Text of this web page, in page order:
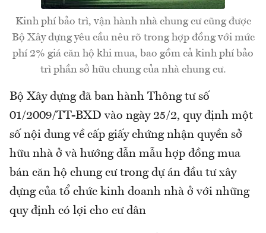
Kinh phí bảo trì, vận hành nhà chung cư cũng được
Bộ Xây dựng yêu cầu nêu rõ trong hợp đồng với mức
phí 2% giá căn hộ khi mua, bao gồm cả kinh phí bảo
trì phần sở hữu chung của nhà chung cư.
Bộ Xây dựng đã ban hành Thông tư số
01/2009/TT-BXD vào ngày 25/2, quy định một
số nội dung về cấp giấy chứng nhận quyền sở
hữu nhà ở và hướng dẫn mẫu hợp đồng mua
bán căn hộ chung cư trong dự án đầu tư xây
dựng của tổ chức kinh doanh nhà ở với những
quy định có lợi cho cư dân